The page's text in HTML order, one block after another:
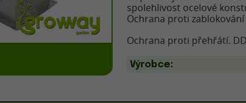
spolehlivost ocelové
Ochrana proti
Ochrana proti přehřátí.
Výrobce: